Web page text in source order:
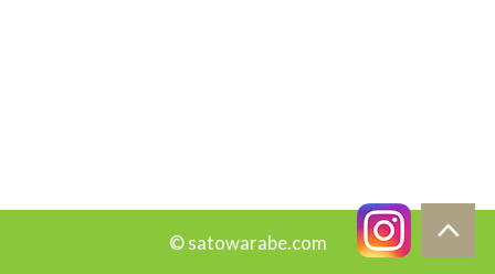
© satowarabe.com